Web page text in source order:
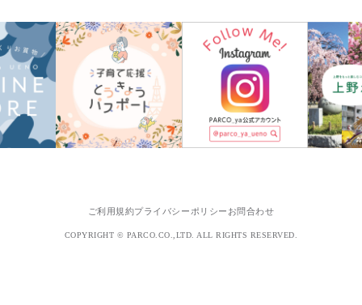
ご利用規約プライバシーポリシー お問合わせ
COPYRIGHT © PARCO.CO.,LTD. ALL RIGHTS RESERVED.